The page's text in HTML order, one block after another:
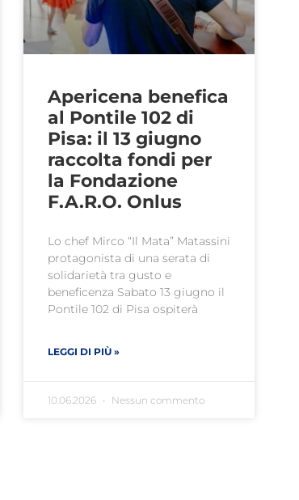
Apericena benefica
al Pontile 102 di
Pisa: il 13 giugno
raccolta fondi per
la Fondazione
F.A.R.O. Onlus
Lo chef Mirco “Il Mata” Matassini
protagonista di una serata di
solidarietà tra gusto e
beneficenza Sabato 13 giugno il
Pontile 102 di Pisa ospiterà
LEGGI DI PIÙ »
10.06.2026 Nessun commento